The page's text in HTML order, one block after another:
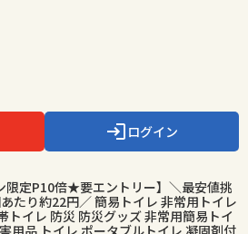
ログイン
限定P10倍★要エントリー】＼最安値挑
たり約22円／ 簡易トイレ 非常用トイレ
トイレ 防災 防災グッズ 非常用簡易トイ
用品 トイレ ポータブルトイレ 凝固剤付